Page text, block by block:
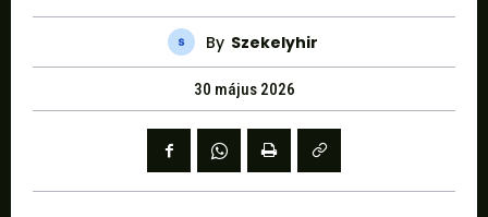
By Szekelyhir
30 május 2026